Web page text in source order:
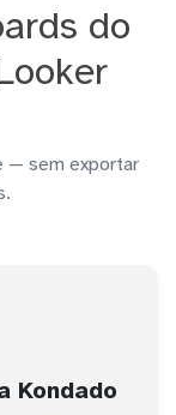
do
— sem exportar
Kondado